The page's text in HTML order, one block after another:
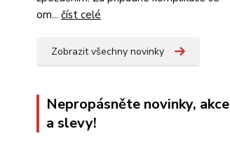
om... číst celé
Zobrazit všechny novinky
Nepropásněte novinky, akce
a slevy!